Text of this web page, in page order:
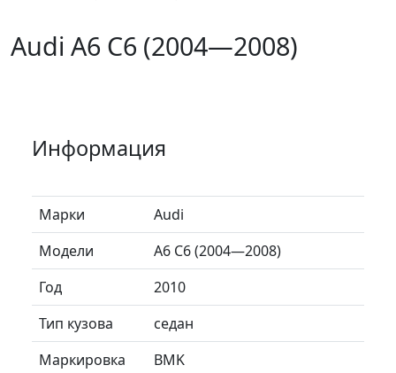
Audi A6 C6 (2004—2008)
Информация
Марки
Audi
Модели
A6 C6 (2004—2008)
Год
2010
Тип кузова
седан
Маркировка
BMK